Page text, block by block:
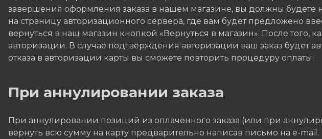
завершения оформления заказа в нашем магазине, вы должны будете
на страницу авторизационного сервера, где вам будет предложено
вернуться в наш магазин кнопкой «Вернуться в магазин». После того,
авторизации. В случае подтверждения авторизации ваш заказ будет
отказа в авторизации карты вы сможете повторить процедуру оплаты.
При аннулировании заказа
При аннулировании позиций из оплаченного заказа (или при
вернуть всю сумму на карту предварительно написав письмо на e-mail.